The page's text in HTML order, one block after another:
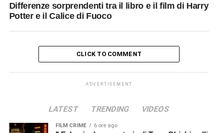
Differenze sorprendenti tra il libro e il film di Harry
Potter e il Calice di Fuoco
CLICK TO COMMENT
ADVERTISEMENT
LATEST TRENDING VIDEOS
FILM CRIME 6 ore ago